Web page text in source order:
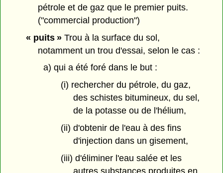
pétrole et de gaz que le premier puits.
("commercial production")
« puits »Trou à la surface du sol,
notamment un trou d'essai, selon le cas :
a) qui a été foré dans le but :
(i) rechercher du pétrole, du gaz,
des schistes bitumineux, du sel,
de la potasse ou de l'hélium,
(ii) d'obtenir de l'eau à des fins
d'injection dans un gisement,
(iii) d'éliminer l'eau salée et les
autres substances produites en